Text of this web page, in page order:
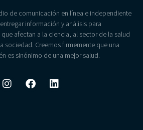
de comunicación en línea e independiente
información y análisis para
afectan a la ciencia, al sector de la salud
sociedad. Creemos firmemente que una
es sinónimo de una mejor salud.